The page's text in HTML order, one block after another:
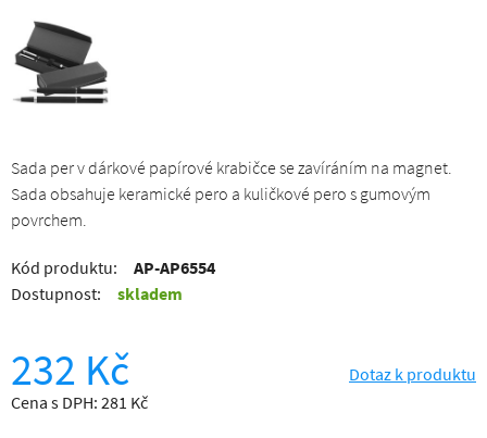
Sada per v dárkové papírové krabičce se zavíráním na magnet.
Sada obsahuje keramické pero a kuličkové pero s gumovým
povrchem.
Kód produktu:
AP-AP6554
Dostupnost:
skladem
232 Kč
Cena s DPH: 281 Kč
Dotaz k produktu